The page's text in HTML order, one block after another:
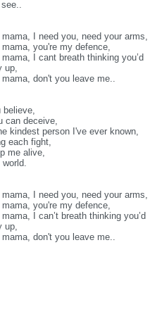
mama, I need you, need your arms,
mama, you're my defence,
I cant breath thinking you’d
up,
mama, don't you leave me..
believe,
can deceive,
kindest person I've ever known,
each fight,
me alive,
world.
mama, I need you, need your arms,
mama, you're my defence,
I can’t breath thinking you’d
up,
mama, don't you leave me..